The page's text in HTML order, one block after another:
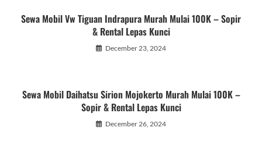
Sewa Mobil Vw Tiguan Indrapura Murah Mulai 100K – Sopir
& Rental Lepas Kunci
December 23, 2024
Sewa Mobil Daihatsu Sirion Mojokerto Murah Mulai 100K –
Sopir & Rental Lepas Kunci
December 26, 2024